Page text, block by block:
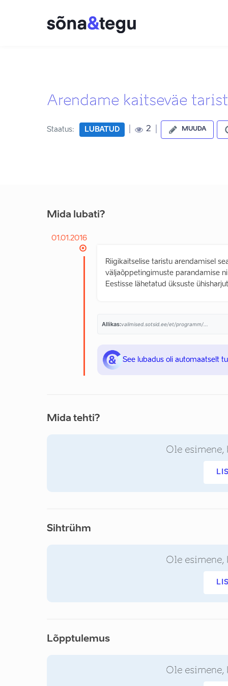
Arendame kaitseväe
Staatus: LUBATUD 2 MUUDA
Mida lubati?
01.01.2016
Riigikaitselise taristu arendamisel
väljaõppetingimuste parandamise
Eestisse lähetatud üksuste
Allikas:valimised.sotsid.ee/et/programm/...
See lubadus oli automaatselt
Mida tehti?
Ole esimene,
Sihtrühm
Ole esimene,
Lõpptulemus
Ole esimene,